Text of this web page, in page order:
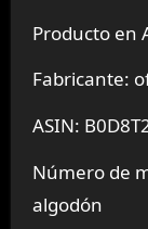
Producto en
Fabricante:
ASIN:
Número de
algodón